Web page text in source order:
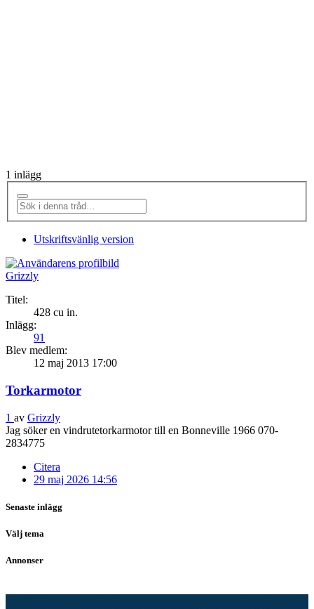
1 inlägg
Utskriftsvänlig version
Grizzly
Titel:
428 cu in.
Inlägg:
91
Blev medlem:
12 maj 2013 17:00
Torkarmotor
1 av Grizzly
Jag söker en vindrutetorkarmotor till en Bonneville 1966 070-
2834775
Citera
29 maj 2026 14:56
Senaste inlägg
Välj tema
Annonser